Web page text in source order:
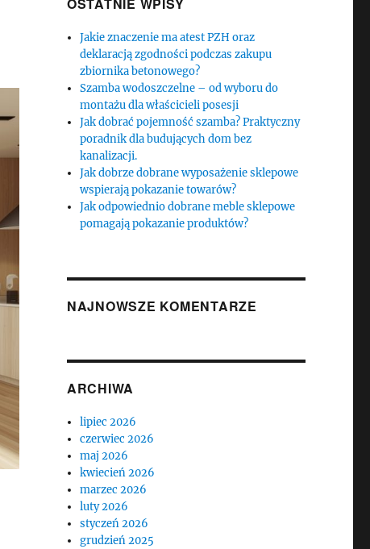
Jakie znaczenie ma atest PZH oraz
deklaracją zgodności podczas zakupu
zbiornika betonowego?
Szamba wodoszczelne – od wyboru do
montażu dla właścicieli posesji
Jak dobrać pojemność szamba? Praktyczny
poradnik dla budujących dom bez
kanalizacji.
Jak dobrze dobrane wyposażenie sklepowe
wspierają pokazanie towarów?
Jak odpowiednio dobrane meble sklepowe
pomagają pokazanie produktów?
NAJNOWSZE KOMENTARZE
ARCHIWA
lipiec 2026
czerwiec 2026
maj 2026
kwiecień 2026
marzec 2026
luty 2026
styczeń 2026
grudzień 2025